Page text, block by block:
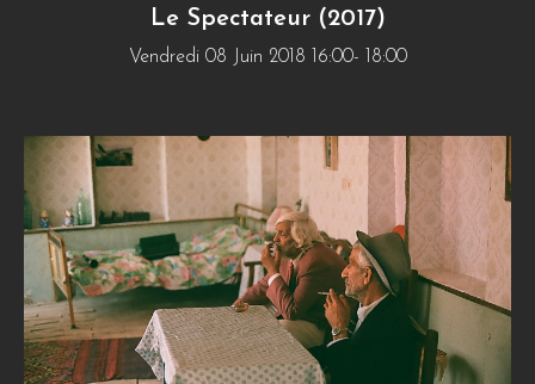
Le Spectateur (2017)
Vendredi 08 Juin 2018 16:00- 18:00